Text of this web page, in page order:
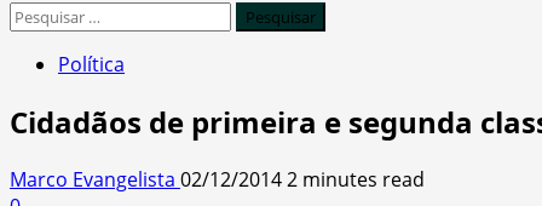
Pesquisar
Política
Cidadãos de primeira e segunda
Marco Evangelista 02/12/20142 minutes read